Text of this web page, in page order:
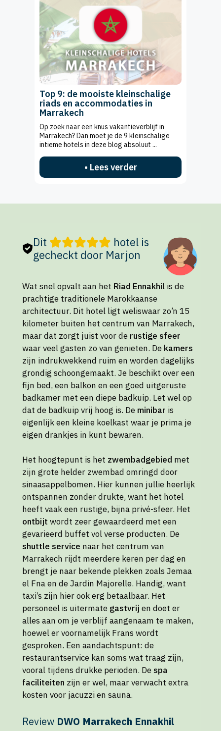
Top 9: de mooiste kleinschalige
riads en accommodaties in
Marrakech
Op zoek naar een knus vakantieverblijf in
Marrakech? Dan moet je de 9 kleinschalige
intieme hotels in deze blog absoluut ...
• Lees verder
Dit
hotel is
gecheckt door Marjon
Wat snel opvalt aan het Riad Ennakhil is de
prachtige traditionele Marokkaanse
architectuur. Dit hotel ligt weliswaar zo’n 15
kilometer buiten het centrum van Marrakech,
maar dat zorgt juist voor de rustige sfeer
waar veel gasten zo van genieten. De kamers
zijn indrukwekkend ruim en worden dagelijks
grondig schoongemaakt. Je beschikt over een
fijn bed, een balkon en een goed uitgeruste
badkamer met een diepe badkuip. Let wel op
dat de badkuip vrij hoog is. De minibar is
eigenlijk een kleine koelkast waar je prima je
eigen drankjes in kunt bewaren.
Het hoogtepunt is het zwembadgebied met
zijn grote helder zwembad omringd door
sinaasappelbomen. Hier kunnen jullie heerlijk
ontspannen zonder drukte, want het hotel
heeft vaak een rustige, bijna privé-sfeer. Het
ontbijt wordt zeer gewaardeerd met een
gevarieerd buffet vol verse producten. De
shuttle service naar het centrum van
Marrakech rijdt meerdere keren per dag en
brengt je naar bekende plekken zoals Jemaa
el Fna en de Jardin Majorelle. Handig, want
taxi’s zijn hier ook erg betaalbaar. Het
personeel is uitermate gastvrij en doet er
alles aan om je verblijf aangenaam te maken,
hoewel er voornamelijk Frans wordt
gesproken. Een aandachtspunt: de
restaurantservice kan soms wat traag zijn,
vooral tijdens drukke perioden. De spa
faciliteiten zijn er wel, maar verwacht extra
kosten voor jacuzzi en sauna.
Review DWO Marrakech Ennakhil